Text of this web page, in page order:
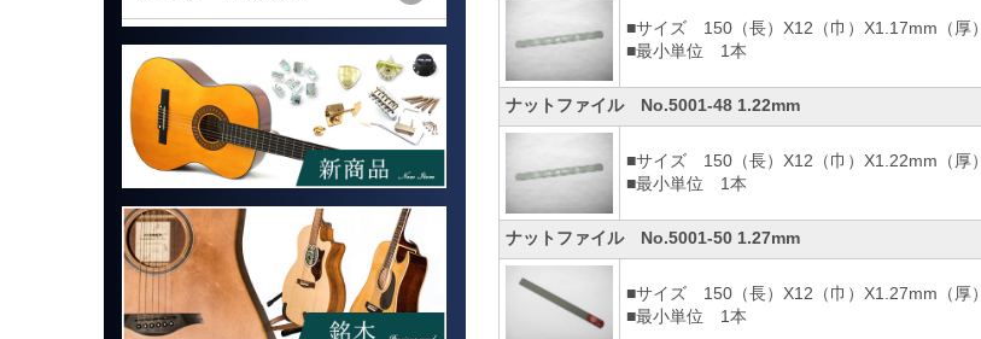
■サイズ 150（長）X12（巾）X1.17mm（厚）
■最小単位 1本
ナットファイル No.5001-48 1.22mm
■サイズ 150（長）X12（巾）X1.22mm（厚）
■最小単位 1本
ナットファイル No.5001-50 1.27mm
■サイズ 150（長）X12（巾）X1.27mm（厚）
■最小単位 1本